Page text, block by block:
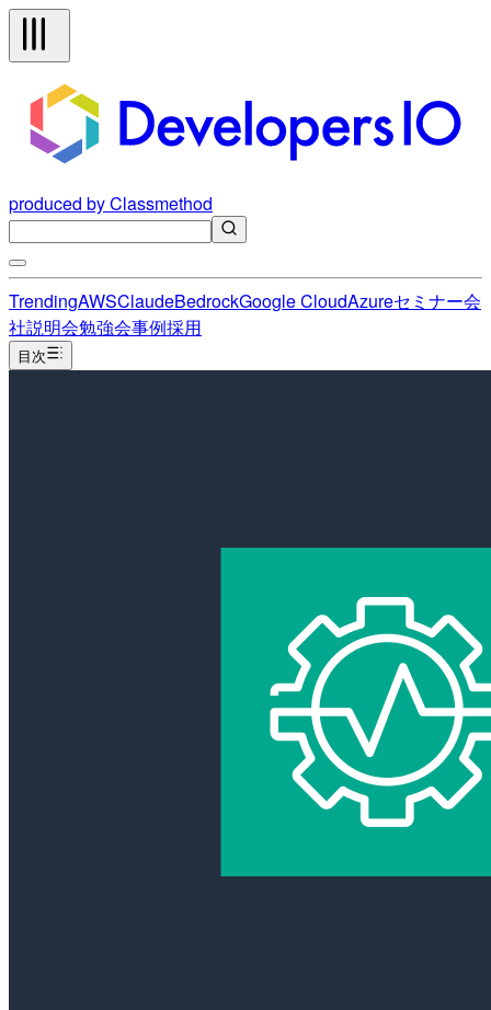
produced by Classmethod
TrendingAWSClaudeBedrockGoogle CloudAzureセミナー会
社説明会勉強会事例採用
目次